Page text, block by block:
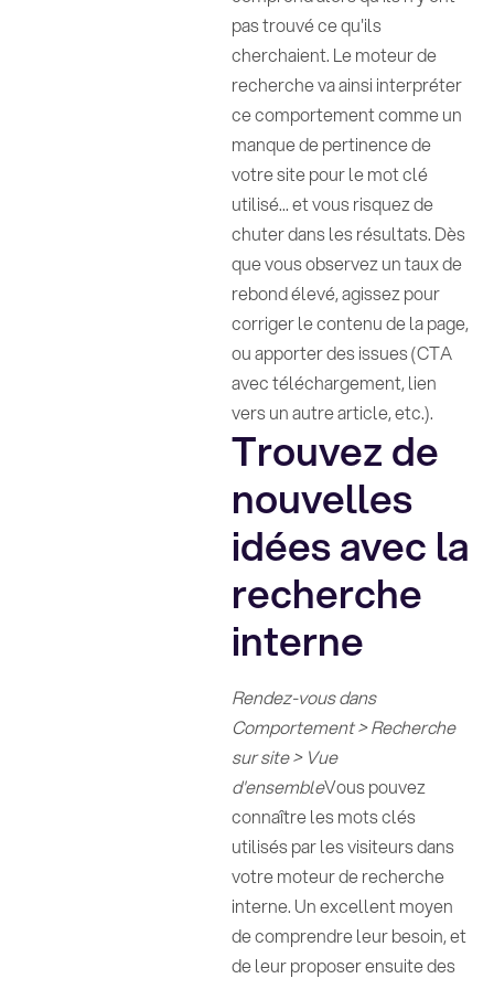
pas trouvé ce qu'ils
cherchaient. Le moteur de
recherche va ainsi interpréter
ce comportement comme un
manque de pertinence de
votre site pour le mot clé
utilisé... et vous risquez de
chuter dans les résultats. Dès
que vous observez un taux de
rebond élevé, agissez pour
corriger le contenu de la page,
ou apporter des issues (CTA
avec téléchargement, lien
vers un autre article, etc.).
Trouvez de
nouvelles
idées avec la
recherche
interne
Rendez-vous dans
Comportement > Recherche
sur site > Vue
d'ensembleVous pouvez
connaître les mots clés
utilisés par les visiteurs dans
votre moteur de recherche
interne. Un excellent moyen
de comprendre leur besoin, et
de leur proposer ensuite des